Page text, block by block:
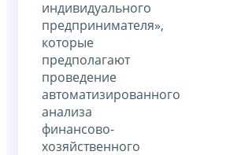
индивидуального
предпринимателя»,
которые
предполагают
проведение
автоматизированного
анализа
финансово-
хозяйственного